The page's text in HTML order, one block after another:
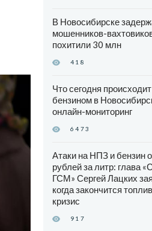
В Новосибирске
мошенников-
похитили 30 млн
418
Что сегодня
бензином в
онлайн-мониторинг
6473
Атаки на НПЗ и бензин
рублей за литр: глава
ГСМ» Сергей Лацких
когда закончится
кризис
917